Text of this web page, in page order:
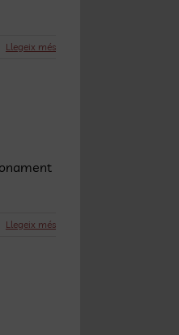
Llegeix més
Llegeix més